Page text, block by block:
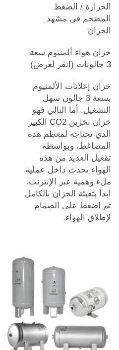
الحرارة / الضغط
المضخم في مشهد
الخزان
خزان هواء ألمنيوم سعة
3 جالونات (انقر لعرض)
خزان إعلانات الألمنيوم
بسعة 3 جالون سهل
التشغيل. أما التالي فهو
خزان تخزين CO2 الكبير
الذي تحتاجه لمعظم هذه
المضاغط، وبواسطة
تفعيل العديد من هذه
الهواء يحدث داخل عملية
ملء وهمية عبر الإنترنت.
ابدأ بتعبئة الخزان بالكامل
ثم اضغط على الصمام
لإطلاق الهواء.